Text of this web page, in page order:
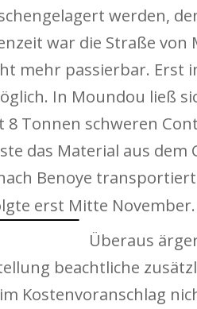
werden,
war die Straße von
mehr passierbar. Erst
In Moundou ließ
8 Tonnen schweren
das Material aus dem
Benoye
erst Mitte November.
Überaus
beachtliche
Kostenvoranschlag